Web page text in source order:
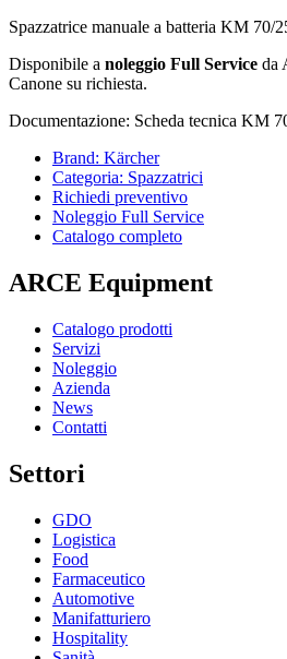
Spazzatrice manuale a batteria KM
Disponibile a noleggio Full Service da
Canone su richiesta.
Documentazione: Scheda tecnica KM
Brand: Kärcher
Categoria: Spazzatrici
Richiedi preventivo
Noleggio Full Service
Catalogo completo
ARCE Equipment
Catalogo prodotti
Servizi
Noleggio
Azienda
News
Contatti
Settori
GDO
Logistica
Food
Farmaceutico
Automotive
Manifatturiero
Hospitality